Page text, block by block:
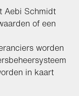
Aebi Schmidt
of een
worden
in kaart